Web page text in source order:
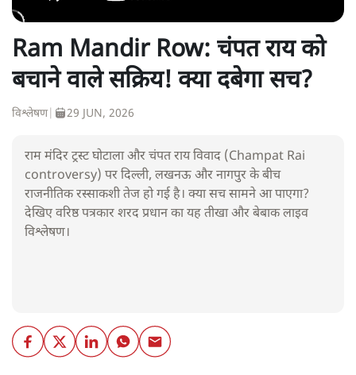
Ram Mandir Row: चंपत राय को
बचाने वाले सक्रिय! क्या दबेगा सच?
विश्लेषण| 29 JUN, 2026
राम मंदिर ट्रस्ट घोटाला और चंपत राय विवाद (Champat Rai
controversy) पर दिल्ली, लखनऊ और नागपुर के बीच
राजनीतिक रस्साकशी तेज हो गई है। क्या सच सामने आ पाएगा?
देखिए वरिष्ठ पत्रकार शरद प्रधान का यह तीखा और बेबाक लाइव
विश्लेषण।